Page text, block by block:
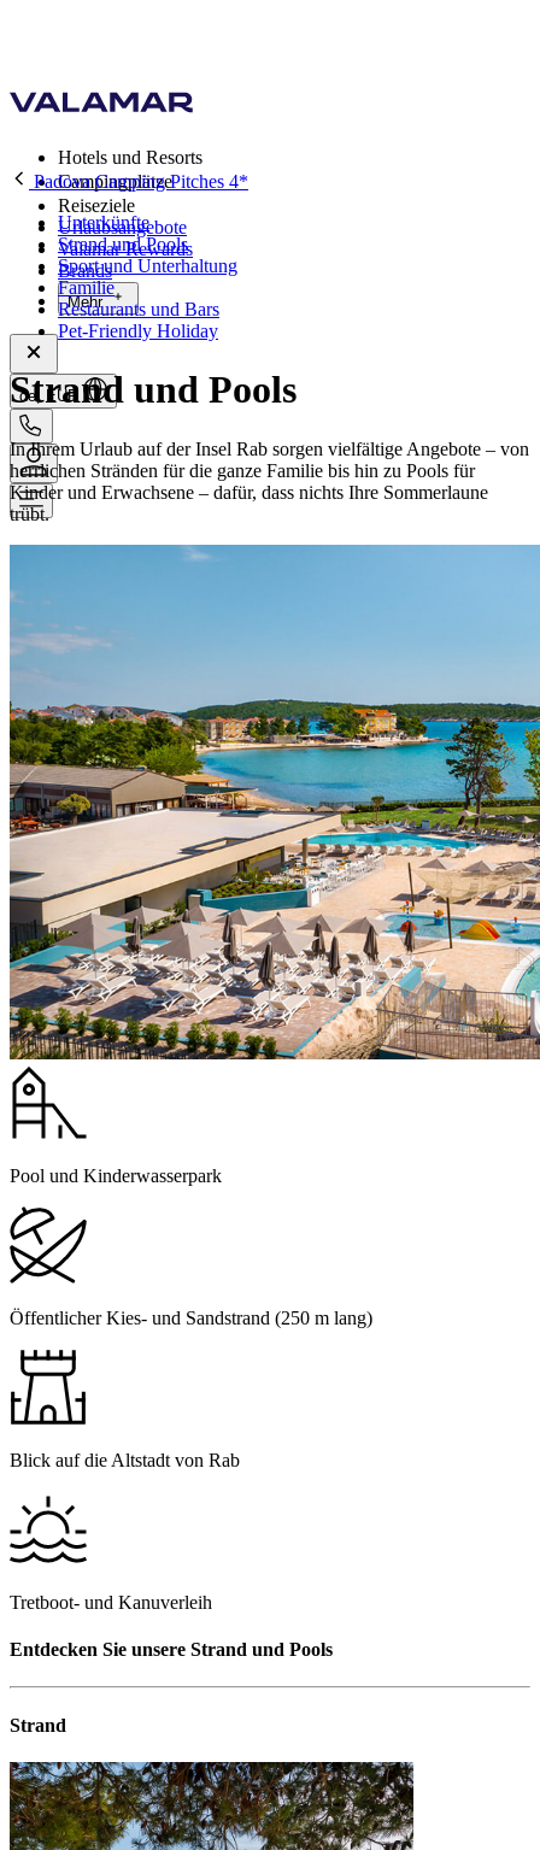
Hotels und Resorts
Campingplätze
Reiseziele
Urlaubsangebote
Valamar Rewards
Brands
Mehr
de, EUR
Padova Camping Pitches 4*
Unterkünfte
Strand und Pools
Sport und Unterhaltung
Familie
Restaurants und Bars
Pet-Friendly Holiday
Strand und Pools
In Ihrem Urlaub auf der Insel Rab sorgen vielfältige Angebote – von
herrlichen Stränden für die ganze Familie bis hin zu Pools für
Kinder und Erwachsene – dafür, dass nichts Ihre Sommerlaune
trübt.
Pool und Kinderwasserpark
Öffentlicher Kies- und Sandstrand (250 m lang)
Blick auf die Altstadt von Rab
Tretboot- und Kanuverleih
Entdecken Sie unsere Strand und Pools
Strand